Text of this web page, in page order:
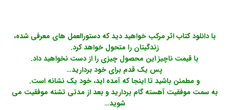
با دانلود کتاب اثر مرکب خواهید دید که دستورالعمل های معرفی شده،
زندگیتان را متحول خواهد کرد.
با قیمت ناچیز این محصول چیزی را از دست نخواهید داد.
پس یک قدم برای خود بردارید…
و مطمئن باشید تا اینجا که آمده اید، خود یک نشانه است.
به سمت موفقیت آهسته گام بردارید و بعد از مدتی تشنه موفقیت می
شوید…